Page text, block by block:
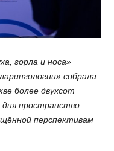
горла и носа»
собрала
более двухсот
пространство
перспективам